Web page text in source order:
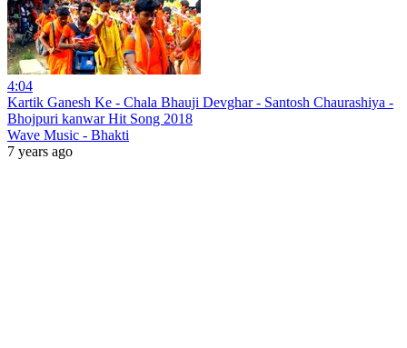
4:04
Kartik Ganesh Ke - Chala Bhauji Devghar - Santosh Chaurashiya -
Bhojpuri kanwar Hit Song 2018
Wave Music - Bhakti
7 years ago